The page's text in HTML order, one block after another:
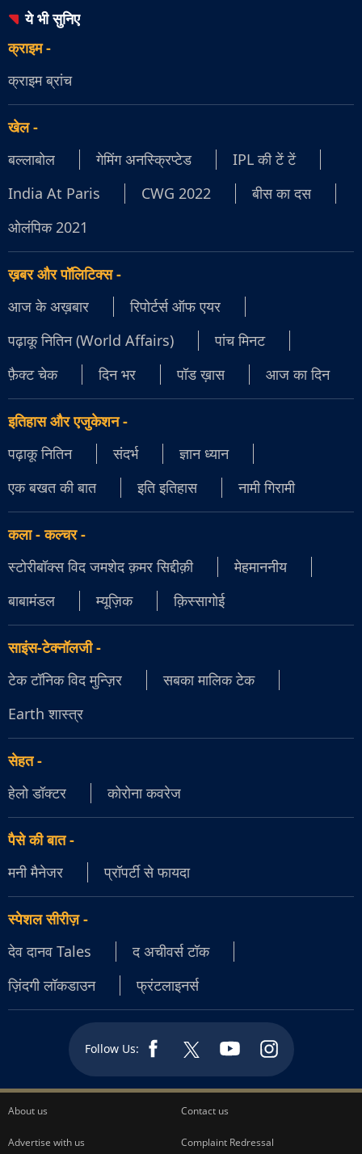
ये भी सुनिए
क्राइम-
क्राइम ब्रांच
खेल-
बल्लाबोल
गेमिंग अनस्क्रिप्टेड
IPL की टें टें
India At Paris
CWG 2022
बीस का दस
ओलंपिक 2021
ख़बर और पॉलिटिक्स-
आज के अख़बार
रिपोर्टर्स ऑफ एयर
पढ़ाकू नितिन (World Affairs)
पांच मिनट
फ़ैक्ट चेक
दिन भर पॉड ख़ास आज का दिन
इतिहास और एजुकेशन-
पढ़ाकू नितिन
संदर्भ
ज्ञान ध्यान
एक बखत की बात
इति इतिहास नामी गिरामी
कला - कल्चर-
स्टोरीबॉक्स विद जमशेद क़मर सिद्दीक़ी
मेहमाननीय
बाबामंडल
म्यूज़िक क़िस्सागोई
साइंस-टेक्नॉलजी-
टेक टॉनिक विद मुन्ज़िर
सबका मालिक टेक
Earth शास्त्र
सेहत-
हेलो डॉक्टर
कोरोना कवरेज
पैसे की बात-
मनी मैनेजर
प्रॉपर्टी से फायदा
स्पेशल सीरीज़-
देव दानव Tales
द अचीवर्स टॉक
ज़िंदगी लॉकडाउन
फ्रंटलाइनर्स
Follow Us:
About us Contact us
Advertise with us Complaint Redressal